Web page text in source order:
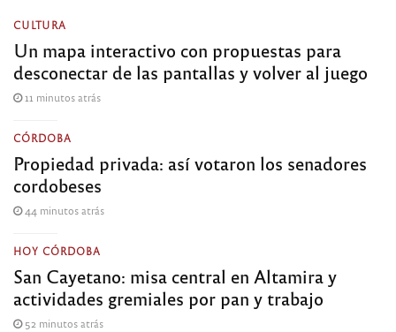
CULTURA
Un mapa interactivo con propuestas para
desconectar de las pantallas y volver al juego
11 minutos atrás
CÓRDOBA
Propiedad privada: así votaron los senadores
cordobeses
44 minutos atrás
HOY CÓRDOBA
San Cayetano: misa central en Altamira y
actividades gremiales por pan y trabajo
52 minutos atrás